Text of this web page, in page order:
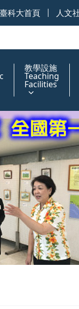
科大首頁 人文
教學設施
Teaching
Facilities